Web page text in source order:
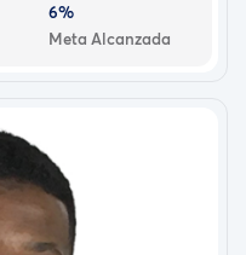
6%
Meta Alcanzada